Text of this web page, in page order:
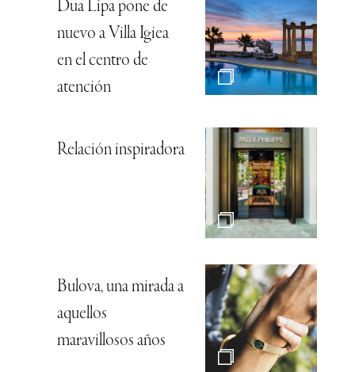
Dua Lipa pone de
nuevo a Villa Igiea
en el centro de
atención
Relación inspiradora
Bulova, una mirada a
aquellos
maravillosos años